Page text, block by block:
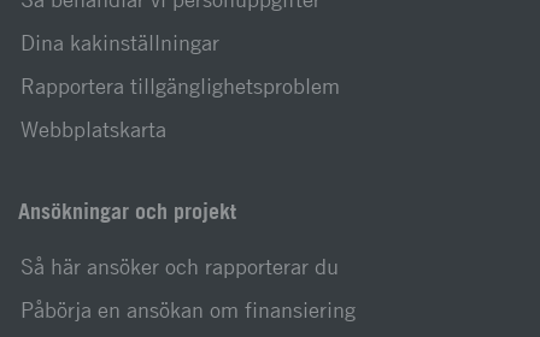
Dina kakinställningar
Rapportera tillgänglighetsproblem
Webbplatskarta
Ansökningar och projekt
Så här ansöker och rapporterar du
Påbörja en ansökan om finansiering